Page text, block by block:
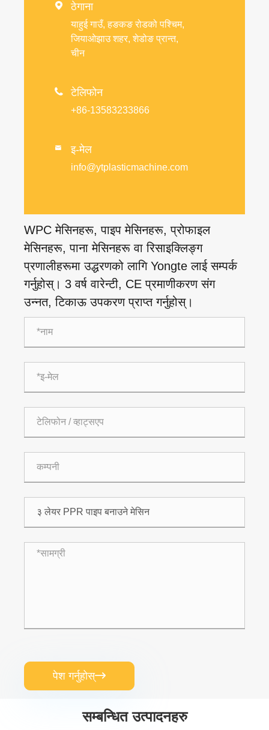
 ठेगाना
याहुई गाउँ, हङकङ रोडको पश्चिम,
जियाओझाउ शहर, शेडोङ प्रान्त,
चीन
 टेलिफोन
+86-13583233866
 इ-मेल
info@ytplasticmachine.com
WPC मेसिनहरू, पाइप मेसिनहरू, प्रोफाइल
मेसिनहरू, पाना मेसिनहरू वा रिसाइक्लिङ्ग
प्रणालीहरूमा उद्धरणको लागि Yongte लाई सम्पर्क
गर्नुहोस्। 3 वर्ष वारेन्टी, CE प्रमाणीकरण संग
उन्नत, टिकाऊ उपकरण प्राप्त गर्नुहोस्।
पेश गर्नुहोस्
सम्बन्धित उत्पादनहरु